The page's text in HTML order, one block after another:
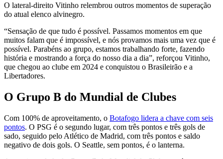
O lateral-direito Vitinho relembrou outros momentos de superação
do atual elenco alvinegro.
“Sensação de que tudo é possível. Passamos momentos em que
muitos falam que é impossível, e nós provamos mais uma vez que é
possível. Parabéns ao grupo, estamos trabalhando forte, fazendo
história e mostrando a força do nosso dia a dia”, reforçou Vitinho,
que chegou ao clube em 2024 e conquistou o Brasileirão e a
Libertadores.
O Grupo B do Mundial de Clubes
Com 100% de aproveitamento, o Botafogo lidera a chave com seis
pontos. O PSG é o segundo lugar, com três pontos e três gols de
sado, seguido pelo Atlético de Madrid, com três pontos e saldo
negativo de dois gols. O Seattle, sem pontos, é o lanterna.